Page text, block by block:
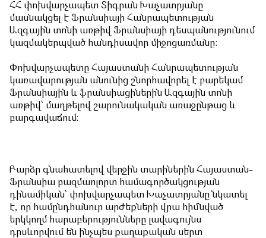
ՀՀ փոխվարչապետ Տիգրան Խաչատրյանը
մասնակցել է Ֆրանսիայի Հանրապետության
Ազգային տոնի առթիվ Ֆրանսիայի դեսպանությունում
կազմակերպված հանդիսավոր միջոցառմանը:
Փոխվարչապետը Հայաստանի Հանրապետության
կառավարության անունից շնորհավորել է բարեկամ
Ֆրանսիային և ֆրանսիացիներին Ազգային տոնի
առթիվ՝ մաղթելով շարունակական առաջընթաց և
բարգավաճում։
Բարձր գնահատելով վերջին տարիներին Հայաստան-
Ֆրանսիա բազմաոլորտ համագործակցության
դինամիկան՝ փոխվարչապետ Խաչատրյանը նկատել
է, որ համընդհանուր արժեքների վրա հիմնված
երկկողմ հարաբերությունները լավագույնս
դրսևորվում են ինչպես քաղաքական սերտ